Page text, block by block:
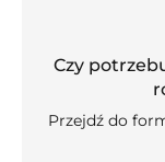
Czy
Przejdź do